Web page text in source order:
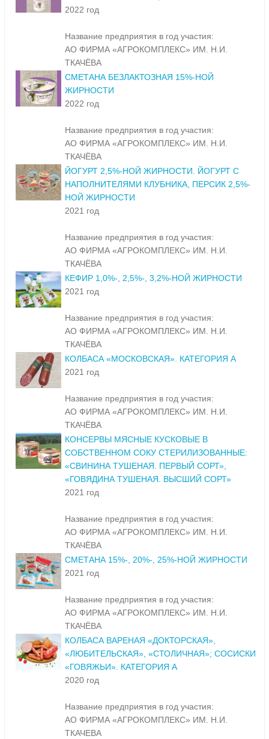
2022 год
Название предприятия в год участия:
АО ФИРМА «АГРОКОМПЛЕКС» ИМ. Н.И.
ТКАЧЁВА
СМЕТАНА БЕЗЛАКТОЗНАЯ 15%-НОЙ
ЖИРНОСТИ
2022 год
Название предприятия в год участия:
АО ФИРМА «АГРОКОМПЛЕКС» ИМ. Н.И.
ТКАЧЁВА
ЙОГУРТ 2,5%-НОЙ ЖИРНОСТИ. ЙОГУРТ С
НАПОЛНИТЕЛЯМИ КЛУБНИКА, ПЕРСИК 2,5%-
НОЙ ЖИРНОСТИ
2021 год
Название предприятия в год участия:
АО ФИРМА «АГРОКОМПЛЕКС» ИМ. Н.И.
ТКАЧЁВА
КЕФИР 1,0%-, 2,5%-, 3,2%-НОЙ ЖИРНОСТИ
2021 год
Название предприятия в год участия:
АО ФИРМА «АГРОКОМПЛЕКС» ИМ. Н.И.
ТКАЧЁВА
КОЛБАСА «МОСКОВСКАЯ». КАТЕГОРИЯ А
2021 год
Название предприятия в год участия:
АО ФИРМА «АГРОКОМПЛЕКС» ИМ. Н.И.
ТКАЧЁВА
КОНСЕРВЫ МЯСНЫЕ КУСКОВЫЕ В
СОБСТВЕННОМ СОКУ СТЕРИЛИЗОВАННЫЕ:
«СВИНИНА ТУШЕНАЯ. ПЕРВЫЙ СОРТ»,
«ГОВЯДИНА ТУШЕНАЯ. ВЫСШИЙ СОРТ»
2021 год
Название предприятия в год участия:
АО ФИРМА «АГРОКОМПЛЕКС» ИМ. Н.И.
ТКАЧЁВА
СМЕТАНА 15%-, 20%-, 25%-НОЙ ЖИРНОСТИ
2021 год
Название предприятия в год участия:
АО ФИРМА «АГРОКОМПЛЕКС» ИМ. Н.И.
ТКАЧЁВА
КОЛБАСА ВАРЕНАЯ «ДОКТОРСКАЯ»,
«ЛЮБИТЕЛЬСКАЯ», «СТОЛИЧНАЯ»; СОСИСКИ
«ГОВЯЖЬИ». КАТЕГОРИЯ А
2020 год
Название предприятия в год участия:
АО ФИРМА «АГРОКОМПЛЕКС» ИМ. Н.И.
ТКАЧЕВА